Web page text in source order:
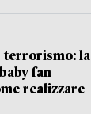
terrorismo: la
fan
realizzare